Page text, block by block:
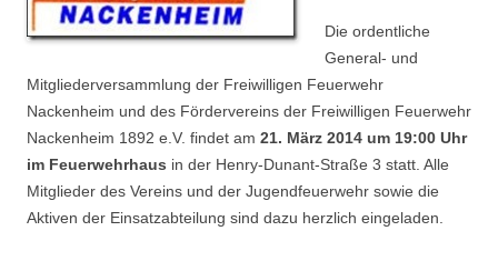
Die ordentliche
General- und
Mitgliederversammlung der Freiwilligen Feuerwehr
Nackenheim und des Fördervereins der Freiwilligen Feuerwehr
Nackenheim 1892 e.V. findet am 21. März 2014 um 19:00 Uhr
im Feuerwehrhaus in der Henry-Dunant-Straße 3 statt. Alle
Mitglieder des Vereins und der Jugendfeuerwehr sowie die
Aktiven der Einsatzabteilung sind dazu herzlich eingeladen.